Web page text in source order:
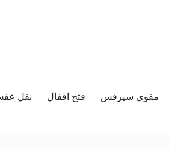
مقوي سيرفس فتح اقفال نقل